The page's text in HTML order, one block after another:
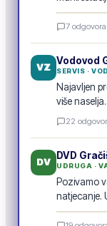
E-
7 odgovora
VZ
Vodovod
SERVIS ·
Najavljen
više
22
DV
DVD
UDRUGA ·
Pozivamo
natjecanje.